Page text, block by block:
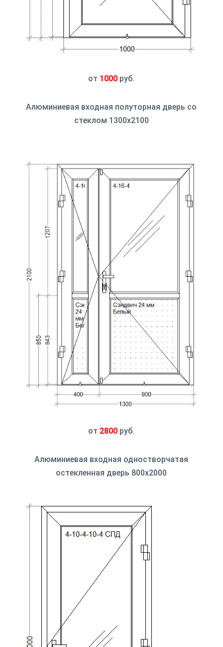
от 1000 руб.
Алюминиевая входная полуторная дверь со
стеклом 1300x2100
от 2800 руб.
Алюминиевая входная одностворчатая
остекленная дверь 800x2000